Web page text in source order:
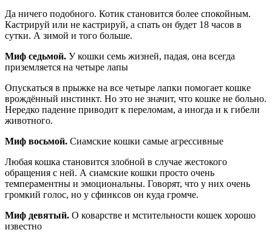
Да ничего подобного. Котик становится более спокойным.
Кастрируй или не кастрируй, а спать он будет 18 часов в
сутки. А зимой и того больше.
Миф седьмой. У кошки семь жизней, падая, она всегда
приземляется на четыре лапы
Опускаться в прыжке на все четыре лапки помогает кошке
врождённый инстинкт. Но это не значит, что кошке не больно.
Нередко падение приводит к переломам, а иногда и к гибели
животного.
Миф восьмой. Сиамские кошки самые агрессивные
Любая кошка становится злобной в случае жестокого
обращения с ней. А сиамские кошки просто очень
темпераментны и эмоциональны. Говорят, что у них очень
громкий голос, но у сфинксов он куда громче.
Миф девятый. О коварстве и мстительности кошек хорошо
известно